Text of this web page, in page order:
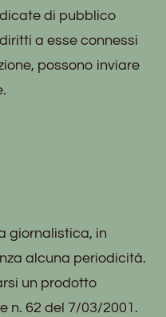
di pubblico
a esse connessi
possono inviare
giornalistica, in
alcuna periodicità.
un prodotto
n. 62 del 7/03/2001.